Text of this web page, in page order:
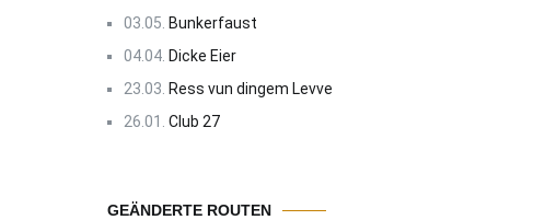
03.05. Bunkerfaust
04.04. Dicke Eier
23.03. Ress vun dingem Levve
26.01. Club 27
GEÄNDERTE ROUTEN